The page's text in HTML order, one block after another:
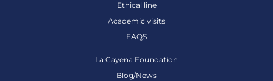
Ethical line
Academic visits
FAQS
La Cayena Foundation
Blog/News